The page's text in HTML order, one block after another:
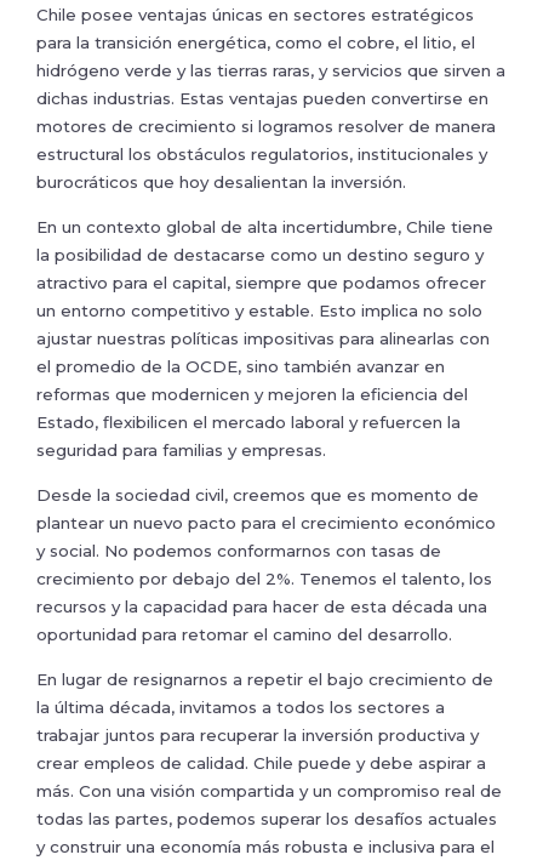
Chile posee ventajas únicas en sectores estratégicos
para la transición energética, como el cobre, el litio, el
hidrógeno verde y las tierras raras, y servicios que sirven a
dichas industrias. Estas ventajas pueden convertirse en
motores de crecimiento si logramos resolver de manera
estructural los obstáculos regulatorios, institucionales y
burocráticos que hoy desalientan la inversión.
En un contexto global de alta incertidumbre, Chile tiene
la posibilidad de destacarse como un destino seguro y
atractivo para el capital, siempre que podamos ofrecer
un entorno competitivo y estable. Esto implica no solo
ajustar nuestras políticas impositivas para alinearlas con
el promedio de la OCDE, sino también avanzar en
reformas que modernicen y mejoren la eficiencia del
Estado, flexibilicen el mercado laboral y refuercen la
seguridad para familias y empresas.
Desde la sociedad civil, creemos que es momento de
plantear un nuevo pacto para el crecimiento económico
y social. No podemos conformarnos con tasas de
crecimiento por debajo del 2%. Tenemos el talento, los
recursos y la capacidad para hacer de esta década una
oportunidad para retomar el camino del desarrollo.
En lugar de resignarnos a repetir el bajo crecimiento de
la última década, invitamos a todos los sectores a
trabajar juntos para recuperar la inversión productiva y
crear empleos de calidad. Chile puede y debe aspirar a
más. Con una visión compartida y un compromiso real de
todas las partes, podemos superar los desafíos actuales
y construir una economía más robusta e inclusiva para el